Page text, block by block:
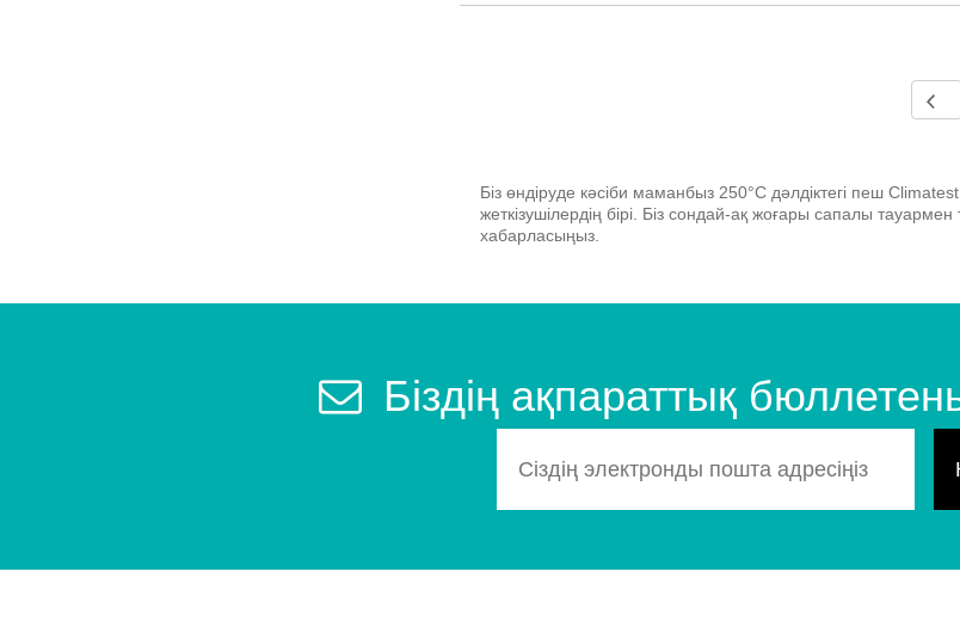
Біз өндіруде кәсіби маманбыз 250°C дәлдіктегі пеш
жеткізушілердің бірі. Біз сондай-ақ жоғары сапалы
хабарласыңыз.
Біздің ақпараттық